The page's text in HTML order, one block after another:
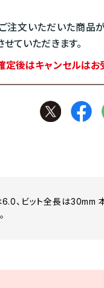
注文いただいた商品
ていただきます。
後はキャンセルはお
、ビット全長は30mm